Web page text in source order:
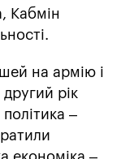
Кабмін
на армію і
рік
–